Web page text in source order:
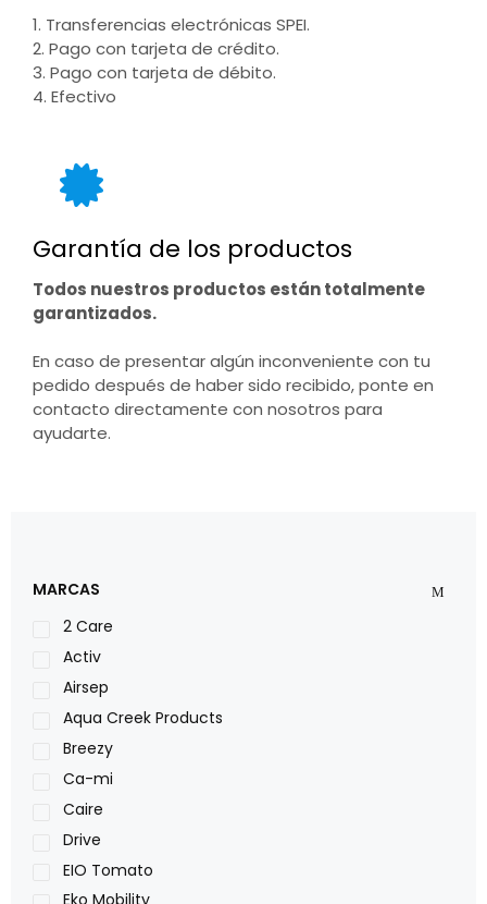
1. Transferencias electrónicas SPEI.
2. Pago con tarjeta de crédito.
3. Pago con tarjeta de débito.
4. Efectivo
Garantía de los productos
Todos nuestros productos están totalmente
garantizados.
En caso de presentar algún inconveniente con tu
pedido después de haber sido recibido, ponte en
contacto directamente con nosotros para
ayudarte.
MARCAS
2 Care
Activ
Airsep
Aqua Creek Products
Breezy
Ca-mi
Caire
Drive
EIO Tomato